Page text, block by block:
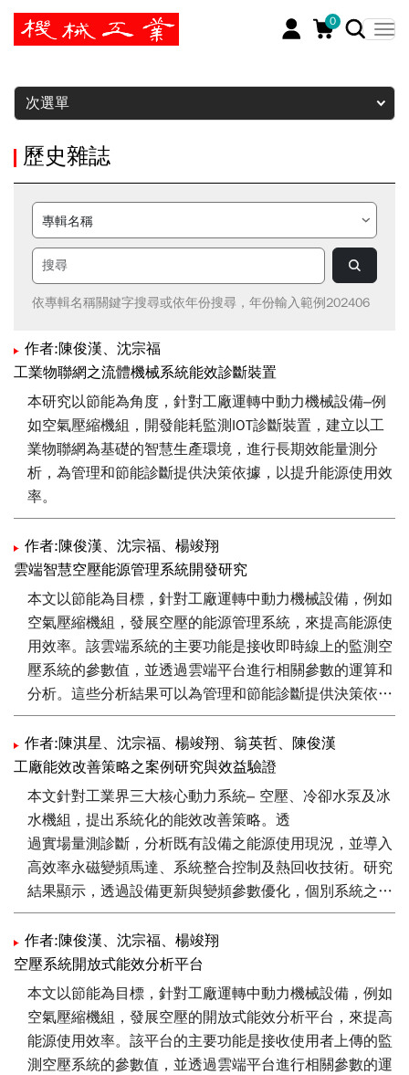
0
暫停
次選單
歷史雜誌
依專輯名稱關鍵字搜尋或依年份搜尋，年份輸入範例202406
作者:陳俊漢、沈宗福
工業物聯網之流體機械系統能效診斷裝置
本研究以節能為角度，針對工廠運轉中動力機械設備–例
如空氣壓縮機組，開發能耗監測IOT診斷裝置，建立以工
業物聯網為基礎的智慧生產環境，進行長期效能量測分
析，為管理和節能診斷提供決策依據，以提升能源使用效
率。
作者:陳俊漢、沈宗福、楊竣翔
雲端智慧空壓能源管理系統開發研究
本文以節能為目標，針對工廠運轉中動力機械設備，例如
空氣壓縮機組，發展空壓的能源管理系統，來提高能源使
用效率。該雲端系統的主要功能是接收即時線上的監測空
壓系統的參數值，並透過雲端平台進行相關參數的運算和
分析。這些分析結果可以為管理和節能診斷提供決策依
據。
作者:陳淇星、沈宗福、楊竣翔、翁英哲、陳俊漢
工廠能效改善策略之案例研究與效益驗證
本文針對工業界三大核心動力系統– 空壓、冷卻水泵及冰
水機組，提出系統化的能效改善策略。透
過實場量測診斷，分析既有設備之能源使用現況，並導入
高效率永磁變頻馬達、系統整合控制及熱回收技術。研究
結果顯示，透過設備更新與變頻參數優化，個別系統之節
能比率可達35.3% 至70.9% 不等。本文藉由三家代表性
廠商之實作案例，驗證能效改善方案之可行性，提供產業
建立節能示範點之參考基準。
作者:陳俊漢、沈宗福、楊竣翔
空壓系統開放式能效分析平台
本文以節能為目標，針對工廠運轉中動力機械設備，例如
空氣壓縮機組，發展空壓的開放式能效分析平台，來提高
能源使用效率。該平台的主要功能是接收使用者上傳的監
測空壓系統的參數值，並透過雲端平台進行相關參數的運